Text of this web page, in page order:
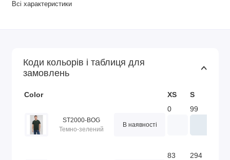
Всі характеристики
Коди кольорів і таблиця для
замовлень
Color XS S
ST2000-BOG
Темно-зелений
В наявності
0 99
83 294